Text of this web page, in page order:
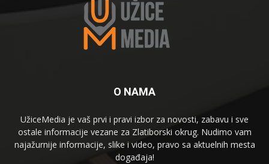
O NAMA
UžiceMedia je vaš prvi i pravi izbor za novosti, zabavu i sve
ostale informacije vezane za Zlatiborski okrug. Nudimo vam
najažurnije informacije, slike i video, pravo sa aktuelnih mesta
događaja!